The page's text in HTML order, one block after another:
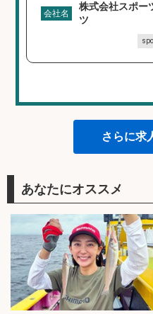
会社名
株式会社スポー
ツ
さらに求
あなたにオススメ